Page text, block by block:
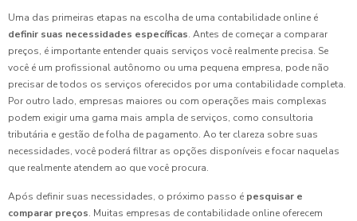
Uma das primeiras etapas na escolha de uma contabilidade online é
definir suas necessidades específicas. Antes de começar a comparar
preços, é importante entender quais serviços você realmente precisa. Se
você é um profissional autônomo ou uma pequena empresa, pode não
precisar de todos os serviços oferecidos por uma contabilidade completa.
Por outro lado, empresas maiores ou com operações mais complexas
podem exigir uma gama mais ampla de serviços, como consultoria
tributária e gestão de folha de pagamento. Ao ter clareza sobre suas
necessidades, você poderá filtrar as opções disponíveis e focar naquelas
que realmente atendem ao que você procura.
Após definir suas necessidades, o próximo passo é pesquisar e
comparar preços. Muitas empresas de contabilidade online oferecem